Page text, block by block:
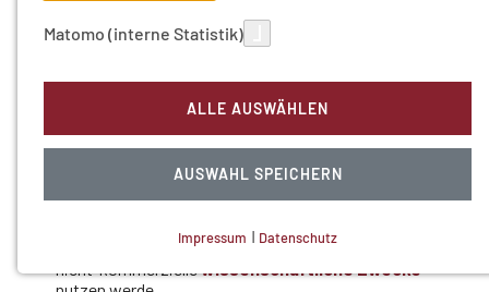
Matomo (interne Statistik)
ALLE AUSWÄHLEN
AUSWAHL SPEICHERN
Impressum | Datenschutz